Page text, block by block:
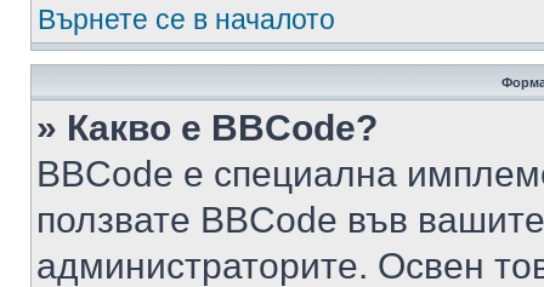
Върнете се в началото
» Какво е BBCode?
BBCode е специална
ползвате BBCode във
администраторите. Освен